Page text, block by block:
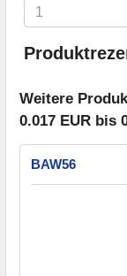
Weitere
0.017 EUR bis
BAW56